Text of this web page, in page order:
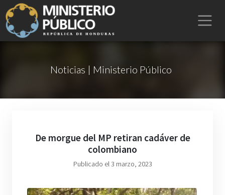
Noticias | Ministerio Público
De morgue del MP retiran cadáver de
colombiano
Publicado el 3 marzo, 2023